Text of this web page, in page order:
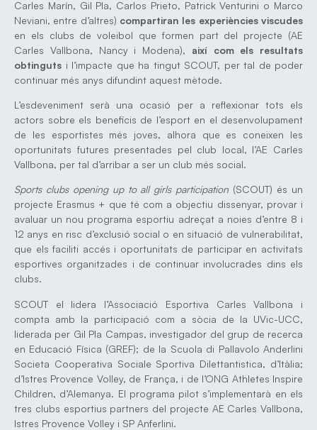
Carles Marín, Gil Pla, Carlos Prieto, Patrick Venturini o Marco
Neviani, entre d’altres) compartiran les experiències viscudes
en els clubs de voleibol que formen part del projecte (AE
Carles Vallbona, Nancy i Modena), així com els resultats
obtinguts i l’impacte que ha tingut SCOUT, per tal de poder
continuar més anys difundint aquest mètode.
L’esdeveniment serà una ocasió per a reflexionar tots els
actors sobre els beneficis de l’esport en el desenvolupament
de les esportistes més joves, alhora que es coneixen les
oportunitats futures presentades pel club local, l’AE Carles
Vallbona, per tal d’arribar a ser un club més social.
Sports clubs opening up to all girls participation (SCOUT) és un
projecte Erasmus + que té com a objectiu dissenyar, provar i
avaluar un nou programa esportiu adreçat a noies d’entre 8 i
12 anys en risc d’exclusió social o en situació de vulnerabilitat,
que els faciliti accés i oportunitats de participar en activitats
esportives organitzades i de continuar involucrades dins els
clubs.
SCOUT el lidera l’Associació Esportiva Carles Vallbona i
compta amb la participació com a sòcia de la UVic-UCC,
liderada per Gil Pla Campas, investigador del grup de recerca
en Educació Física (GREF); de la Scuola di Pallavolo Anderlini
Societa Cooperativa Sociale Sportiva Dilettantistica, d’Itàlia;
d’Istres Provence Volley, de França, i de l’ONG Athletes Inspire
Children, d’Alemanya. El programa pilot s’implementarà en els
tres clubs esportius partners del projecte AE Carles Vallbona,
Istres Provence Volley i SP Anferlini.